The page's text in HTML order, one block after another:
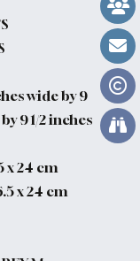
wide by 9
9 1/2 inches
x 24 cm
x 24 cm